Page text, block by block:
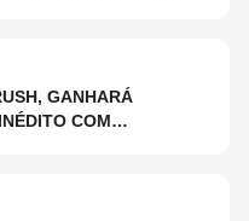
GANHARÁ
COM